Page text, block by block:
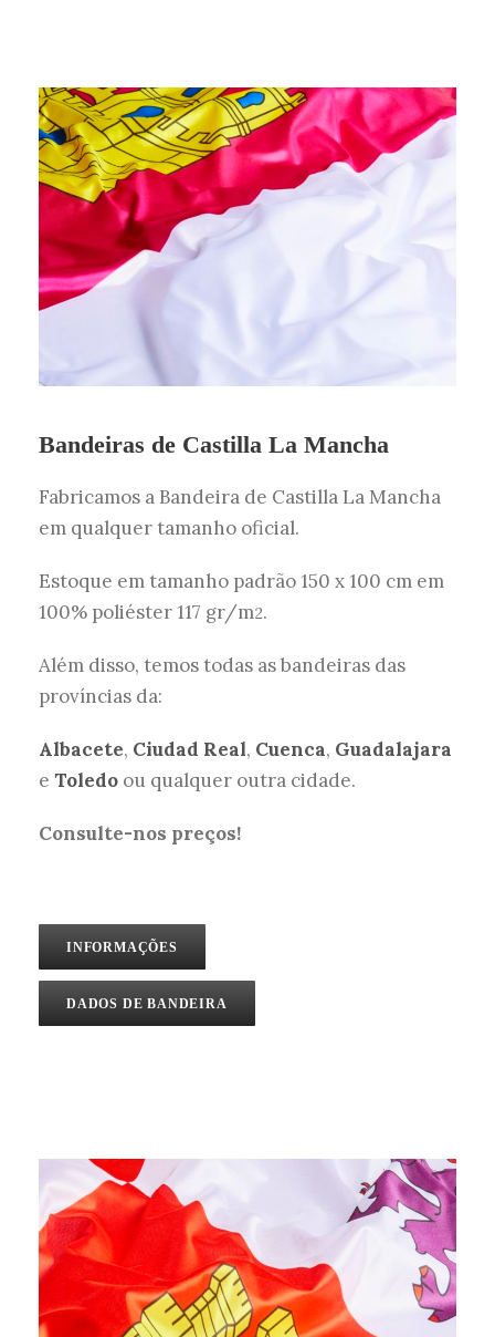
Bandeiras de Castilla La Mancha
Fabricamos a Bandeira de Castilla La Mancha
em qualquer tamanho oficial.
Estoque em tamanho padrão 150 x 100 cm em
100% poliéster 117 gr/m2.
Além disso, temos todas as bandeiras das
províncias da:
Albacete, Ciudad Real, Cuenca, Guadalajara
e Toledo ou qualquer outra cidade.
Consulte-nos preços!
INFORMAÇÕES
DADOS DE BANDEIRA